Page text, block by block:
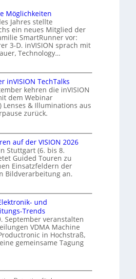
Möglichkeiten
Jahres stellte
ein neues Mitglied der
SmartRunner vor:
3-D. inVISION sprach mit
Technology…
inVISION TechTalks
kehren die inVISION
dem Webinar
Lenses & Illuminations aus
zurück.
auf der VISION 2026
Stuttgart (6. bis 8.
Guided Touren zu
Einsatzfeldern der
Bildverarbeitung an.
und
Trends
September veranstalten
VDMA Machine
in Hochstraß,
gemeinsame Tagung